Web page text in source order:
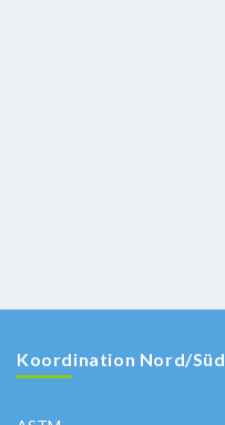
Koordination Nord/Süd